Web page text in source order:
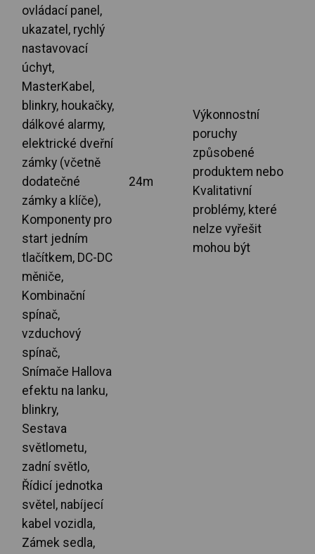
ovládací panel,
ukazatel, rychlý
nastavovací
úchyt,
MasterKabel,
blinkry, houkačky,
dálkové alarmy,
elektrické dveřní
zámky (včetně
dodatečné
zámky a klíče),
Komponenty pro
start jedním
tlačítkem, DC-DC
měniče,
Kombinační
spínač,
vzduchový
spínač,
Snímače Hallova
efektu na lanku,
blinkry,
Sestava
světlometu,
zadní světlo,
Řídicí jednotka
světel, nabíjecí
kabel vozidla,
Zámek sedla,
24m
Výkonnostní
poruchy
způsobené
produktem nebo
Kvalitativní
problémy, které
nelze vyřešit
mohou být